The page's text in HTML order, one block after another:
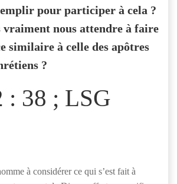
pour participer à cela ?
vraiment nous attendre à faire
similaire à celle des apôtres
?
: 38 ; LSG
à considérer ce qui s’est fait à